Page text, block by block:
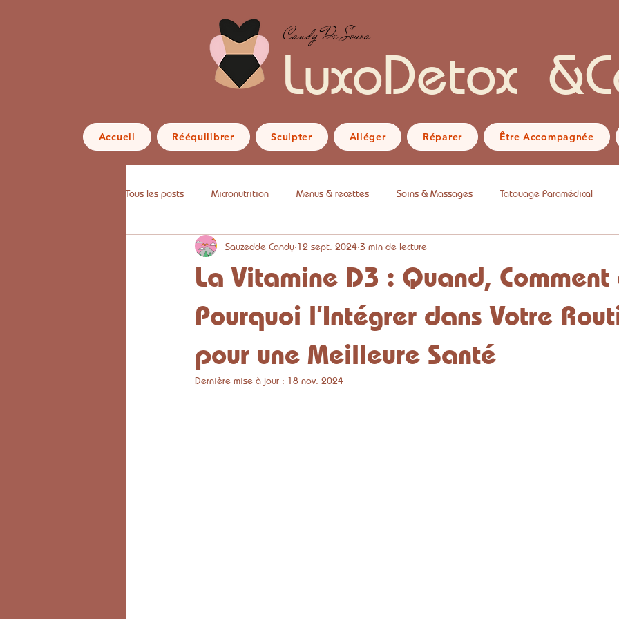
LuxoDetox
Candy De Sousa
Accueil Rééquilibrer Sculpter Alléger Réparer Être Accompagnée
Tous les posts Micronutrition Menus & recettes Soins & Massages Tatouage Paramédical
La Vitamine D3 : Quand, Comment
Pourquoi l’Intégrer dans Votre
pour une Meilleure Santé
Sauzedde Candy 12 sept. 2024 3 min de lecture
Dernière mise à jour : 18 nov. 2024